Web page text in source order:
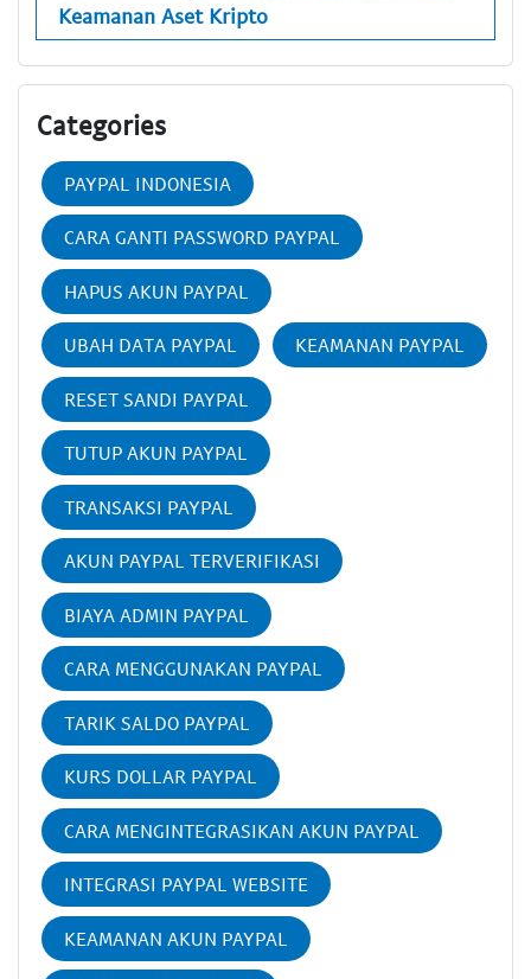
Keamanan Aset Kripto
Categories
PAYPAL INDONESIA
CARA GANTI PASSWORD PAYPAL
HAPUS AKUN PAYPAL
UBAH DATA PAYPAL KEAMANAN PAYPAL
RESET SANDI PAYPAL
TUTUP AKUN PAYPAL
TRANSAKSI PAYPAL
AKUN PAYPAL TERVERIFIKASI
BIAYA ADMIN PAYPAL
CARA MENGGUNAKAN PAYPAL
TARIK SALDO PAYPAL
KURS DOLLAR PAYPAL
CARA MENGINTEGRASIKAN AKUN PAYPAL
INTEGRASI PAYPAL WEBSITE
KEAMANAN AKUN PAYPAL